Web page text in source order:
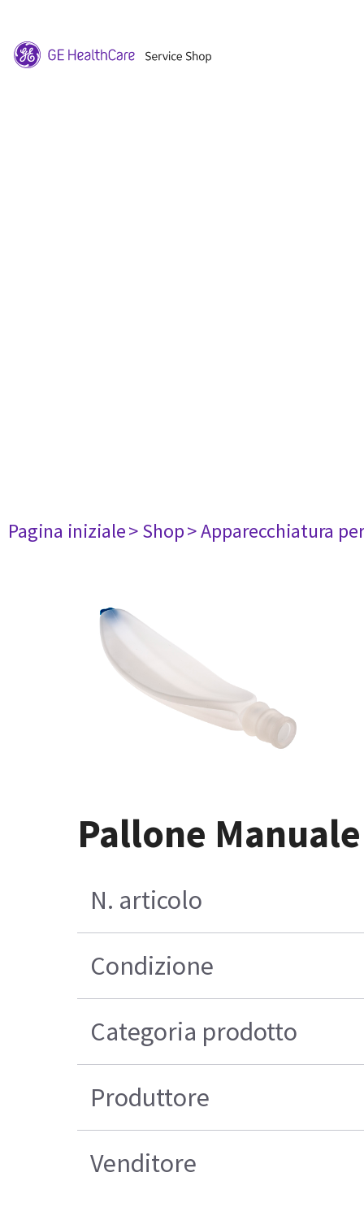
Pagina iniziale> Shop> Apparecchiatura
Pallone
N. articolo
Condizione
Categoria prodotto
Produttore
Venditore